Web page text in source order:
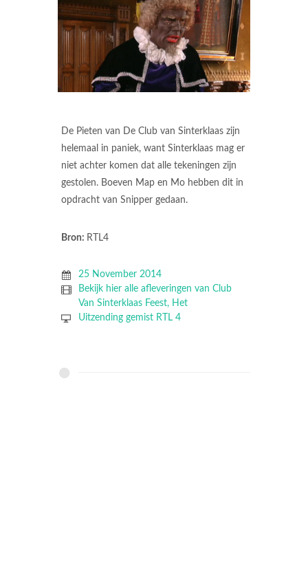
De Pieten van De Club van Sinterklaas zijn
helemaal in paniek, want Sinterklaas mag er
niet achter komen dat alle tekeningen zijn
gestolen. Boeven Map en Mo hebben dit in
opdracht van Snipper gedaan.
Bron: RTL4
25 November 2014
Bekijk hier alle afleveringen van Club
Van Sinterklaas Feest, Het
Uitzending gemist RTL 4